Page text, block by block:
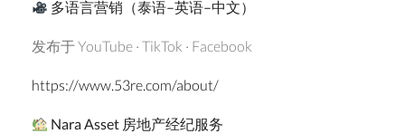
多语言营销（泰语–英语–中文）
发布于 YouTube · TikTok · Facebook
https://www.53re.com/about/
Nara Asset 房地产经纪服务